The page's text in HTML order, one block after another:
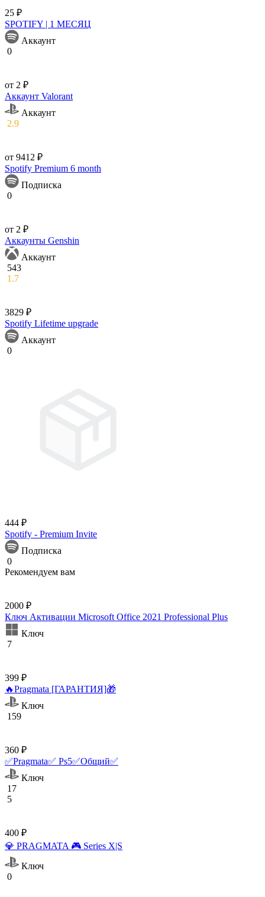
25 ₽
SPOTIFY | 1 МЕСЯЦ
Аккаунт
0
от 2 ₽
Аккаунт Valorant
Аккаунт
2.9
от 9412 ₽
Spotify Premium 6 month
Подписка
0
от 2 ₽
Аккаунты Genshin
Аккаунт
543
1.7
3829 ₽
Spotify Lifetime upgrade
Аккаунт
0
444 ₽
Spotify - Premium Invite
Подписка
0
Рекомендуем вам
2000 ₽
Ключ Активации Microsoft Office 2021 Professional Plus
Ключ
7
399 ₽
🔥Pragmata [ГАРАНТИЯ]🎁
Ключ
159
360 ₽
✅Pragmata✅ Ps5✅Общий✅
Ключ
17
5
400 ₽
💎 PRAGMATA 🎮 Series X|S
Ключ
0